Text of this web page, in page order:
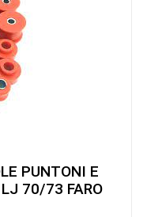
PUNTONI E
LJ 70/73 FARO